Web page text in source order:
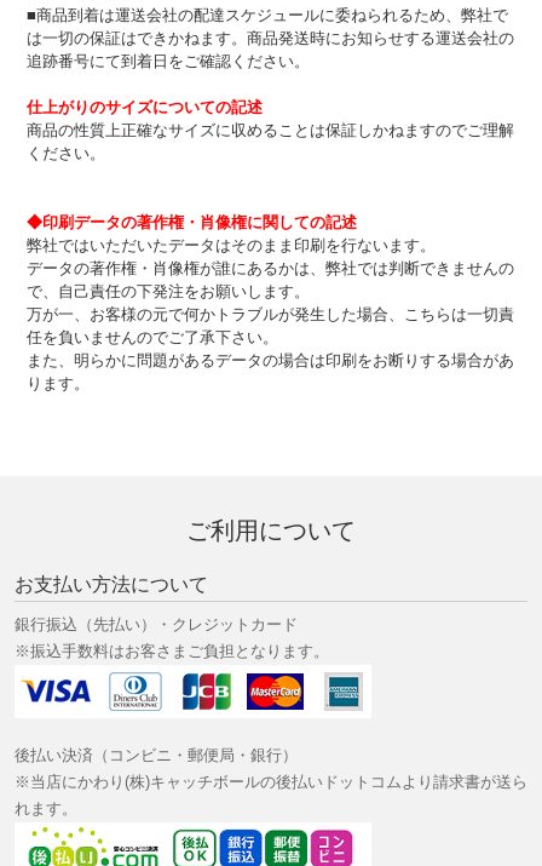
■商品到着は運送会社の配達スケジュールに委ねられるため、弊社で
は一切の保証はできかねます。商品発送時にお知らせする運送会社の
追跡番号にて到着日をご確認ください。
仕上がりのサイズについての記述
商品の性質上正確なサイズに収めることは保証しかねますのでご理解
ください。
◆印刷データの著作権・肖像権に関しての記述
弊社ではいただいたデータはそのまま印刷を行ないます。
データの著作権・肖像権が誰にあるかは、弊社では判断できませんの
で、自己責任の下発注をお願いします。
万が一、お客様の元で何かトラブルが発生した場合、こちらは一切責
任を負いませんのでご了承下さい。
また、明らかに問題があるデータの場合は印刷をお断りする場合があ
ります。
ご利用について
お支払い方法について
銀行振込（先払い）・クレジットカード
※振込手数料はお客さまご負担となります。
後払い決済（コンビニ・郵便局・銀行）
※当店にかわり(株)キャッチボールの後払いドットコムより請求書が送ら
れます。